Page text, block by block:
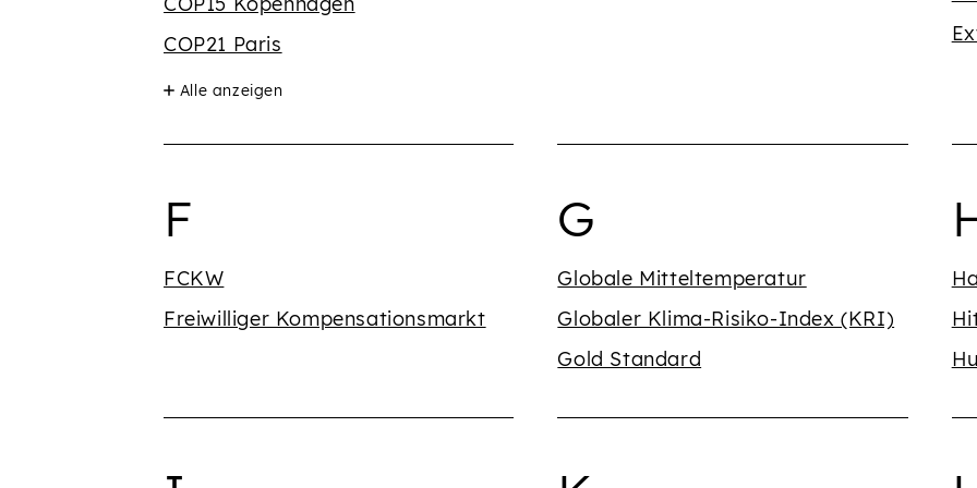
COP21 Paris
Alle anzeigen
Begriffe mit dem Buchstaben {' '}
F
FCKW
Freiwilliger Kompensationsmarkt
Begriffe mit dem
G
Globale Mitteltemperatur
Globaler Klima-Risiko-Index (KRI)
Gold Standard